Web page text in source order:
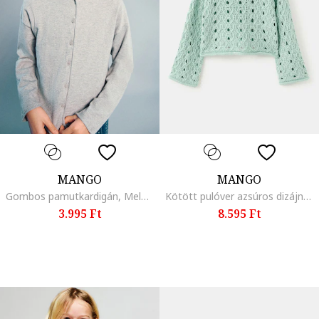
MANGO
Gombos pamutkardigán, Melange szürke
3.995 Ft
MANGO
Kötött pulóver azsúros dizájnnal, Halványzöld
8.595 Ft